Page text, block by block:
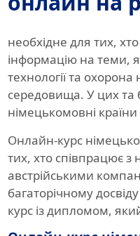
необхідне для тих,
інформацію на теми,
технології та
середовища. У цих та
німецькомовні
Онлайн-курс
тих, хто співпрацює
австрійськими
багаторічному
курс із дипломом,